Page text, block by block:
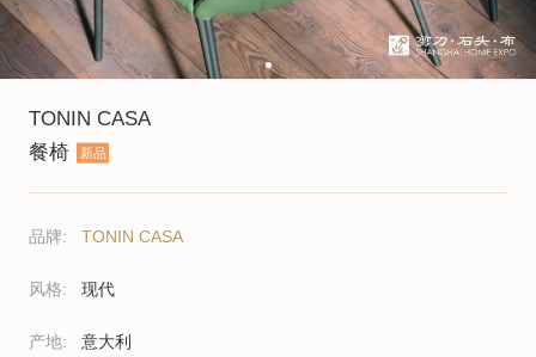
TONIN CASA
餐椅
新品
品牌: TONIN CASA
风格: 现代
产地: 意大利